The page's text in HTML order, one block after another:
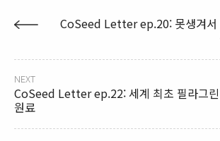
CoSeed Letter ep.20: 못생겨서
NEXT
CoSeed Letter ep.22: 세계 최초 필라그
원료